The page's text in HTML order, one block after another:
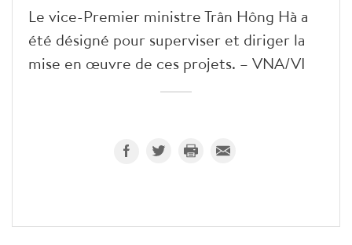
Le vice-Premier ministre Trân Hông Hà a
été désigné pour superviser et diriger la
mise en œuvre de ces projets. – VNA/VI